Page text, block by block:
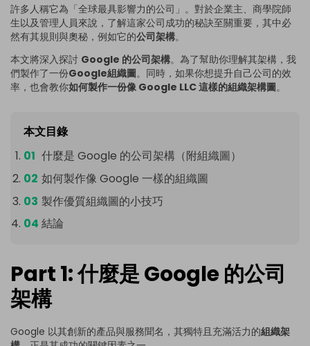
許多人稱它為「全球最具影響力的公司」。對於企業主、商學院師
生以及管理人員來說，了解這家公司成功的秘訣至關重要，其中必
然有其規則與奧秘，例如它的公司架構。
本文將深入探討 Google 的公司架構。為了幫助你理解其架構，我
們製作了一份Google組織圖。同時，如果你想提升自己公司的效
率，也會教你如何製作一份像 Google LLC 這樣的組織架構圖。
本文目錄
什麼是 Google 的公司架構（附組織圖）
如何製作像 Google 一樣的組織圖
製作優質組織圖的小技巧
結論
Part 1: 什麼是 Google 的公司
架構
Google 以其創新的產品與服務聞名，其獨特且充滿活力的組織架